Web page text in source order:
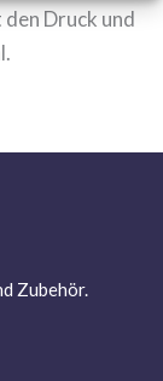
Druck und
Zubehör.